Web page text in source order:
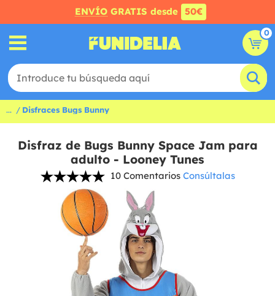
ENVÍO GRATIS desde 50€
0
... Disfraces Bugs Bunny
Disfraz de Bugs Bunny Space Jam para
adulto - Looney Tunes
10 Comentarios Consúltalas